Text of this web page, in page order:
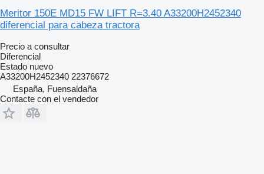
Meritor 150E MD15 FW LIFT R=3.40 A33200H2452340
diferencial para cabeza tractora
Precio a consultar
Diferencial
Estado nuevo
A33200H2452340 22376672
España, Fuensaldaña
Contacte con el vendedor